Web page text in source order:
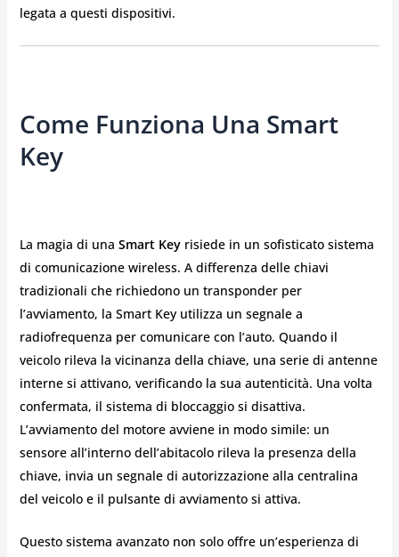
legata a questi dispositivi.
Come Funziona Una Smart
Key
La magia di una Smart Keyrisiede in un sofisticato sistema
di comunicazione wireless. A differenza delle chiavi
tradizionali che richiedono un transponder per
l’avviamento, la Smart Key utilizza un segnale a
radiofrequenza per comunicare con l’auto. Quando il
veicolo rileva la vicinanza della chiave, una serie di antenne
interne si attivano, verificando la sua autenticità. Una volta
confermata, il sistema di bloccaggio si disattiva.
L’avviamento del motore avviene in modo simile: un
sensore all’interno dell’abitacolo rileva la presenza della
chiave, invia un segnale di autorizzazione alla centralina
del veicolo e il pulsante di avviamento si attiva.
Questo sistema avanzato non solo offre un’esperienza di